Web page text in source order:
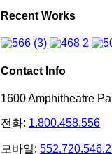
Recent Works
Contact Info
1600 Amphitheatre
전화: 1.800.458.556
모바일: